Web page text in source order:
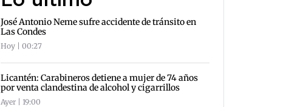
José Antonio Neme sufre accidente de tránsito en
Las Condes
Hoy | 00:27
Licantén: Carabineros detiene a mujer de 74 años
por venta clandestina de alcohol y cigarrillos
Ayer | 19:00